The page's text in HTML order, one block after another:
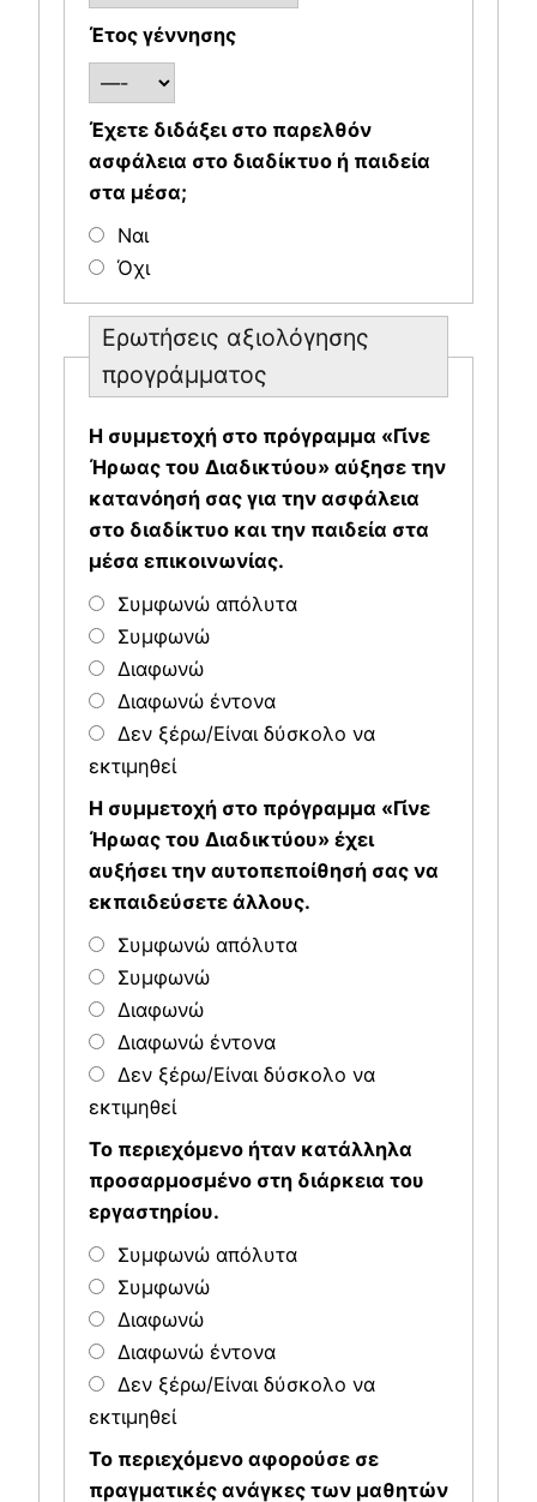
Έτος γέννησης
Έχετε διδάξει στο παρελθόν
ασφάλεια στο διαδίκτυο ή παιδεία
στα μέσα;
Ναι
Όχι
Ερωτήσεις αξιολόγησης
προγράμματος
Η συμμετοχή στο πρόγραμμα «Γίνε
Ήρωας του Διαδικτύου» αύξησε την
κατανόησή σας για την ασφάλεια
στο διαδίκτυο και την παιδεία στα
μέσα επικοινωνίας.
Συμφωνώ απόλυτα
Συμφωνώ
Διαφωνώ
Διαφωνώ έντονα
Δεν ξέρω/Είναι δύσκολο να
εκτιμηθεί
Η συμμετοχή στο πρόγραμμα «Γίνε
Ήρωας του Διαδικτύου» έχει
αυξήσει την αυτοπεποίθησή σας να
εκπαιδεύσετε άλλους.
Συμφωνώ απόλυτα
Συμφωνώ
Διαφωνώ
Διαφωνώ έντονα
Δεν ξέρω/Είναι δύσκολο να
εκτιμηθεί
Το περιεχόμενο ήταν κατάλληλα
προσαρμοσμένο στη διάρκεια του
εργαστηρίου.
Συμφωνώ απόλυτα
Συμφωνώ
Διαφωνώ
Διαφωνώ έντονα
Δεν ξέρω/Είναι δύσκολο να
εκτιμηθεί
Το περιεχόμενο αφορούσε σε
πραγματικές ανάγκες των μαθητών